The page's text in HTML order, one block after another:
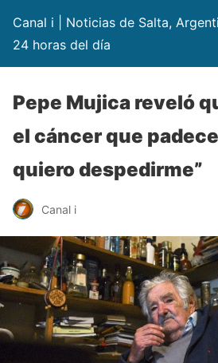
Canal i | Noticias de Salta,
24 horas del día
Pepe Mujica reveló
el cáncer que
quiero despedirme”
Canal i